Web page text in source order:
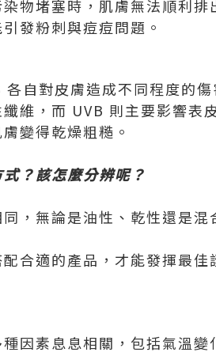
物堵塞時，肌膚無法順利
發粉刺與痘痘問題。
自對皮膚造成不同程度的
維，而 UVB 則主要影響表
變得乾燥粗糙。
？該怎麼分辨呢？
，無論是油性、乾性還是
合適的產品，才能發揮最
因素息息相關，包括氣溫